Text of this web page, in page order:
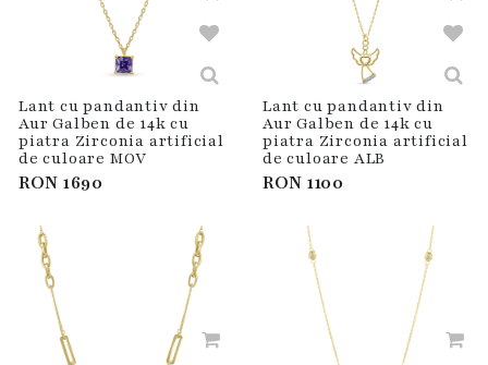
Lant cu pandantiv din
Aur Galben de 14k cu
piatra Zirconia artificial
de culoare MOV
RON1690
Lant cu pandantiv din
Aur Galben de 14k cu
piatra Zirconia artificial
de culoare ALB
RON1100